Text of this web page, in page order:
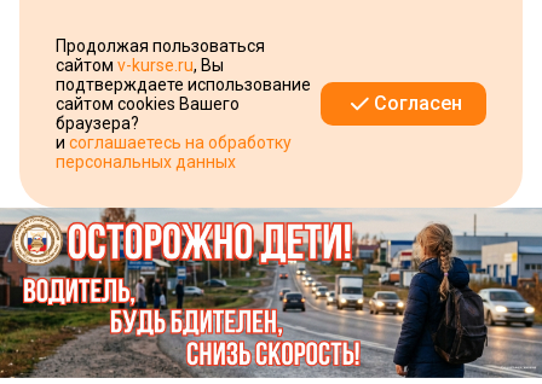
Продолжая пользоваться
сайтом v-kurse.ru, Вы
подтверждаете использование
сайтом cookies Вашего
браузера?
и соглашаетесь на обработку
персональных данных
Согласен